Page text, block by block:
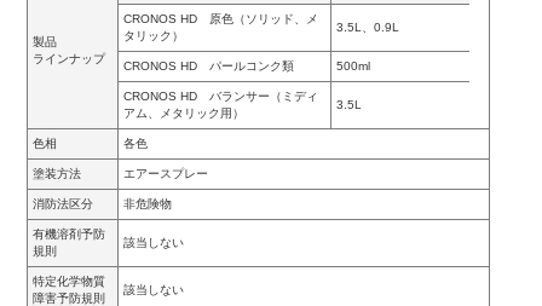
製品
ラインナップ
CRONOS HD 原色（ソリッド、メ
タリック）
3.5L、0.9L
CRONOS HD パールコンク類 500ml
CRONOS HD バランサー（ミディ
アム、メタリック用）
3.5L
色相 各色
塗装方法 エアースプレー
消防法区分 非危険物
有機溶剤予防
規則
該当しない
特定化学物質
障害予防規則
該当しない